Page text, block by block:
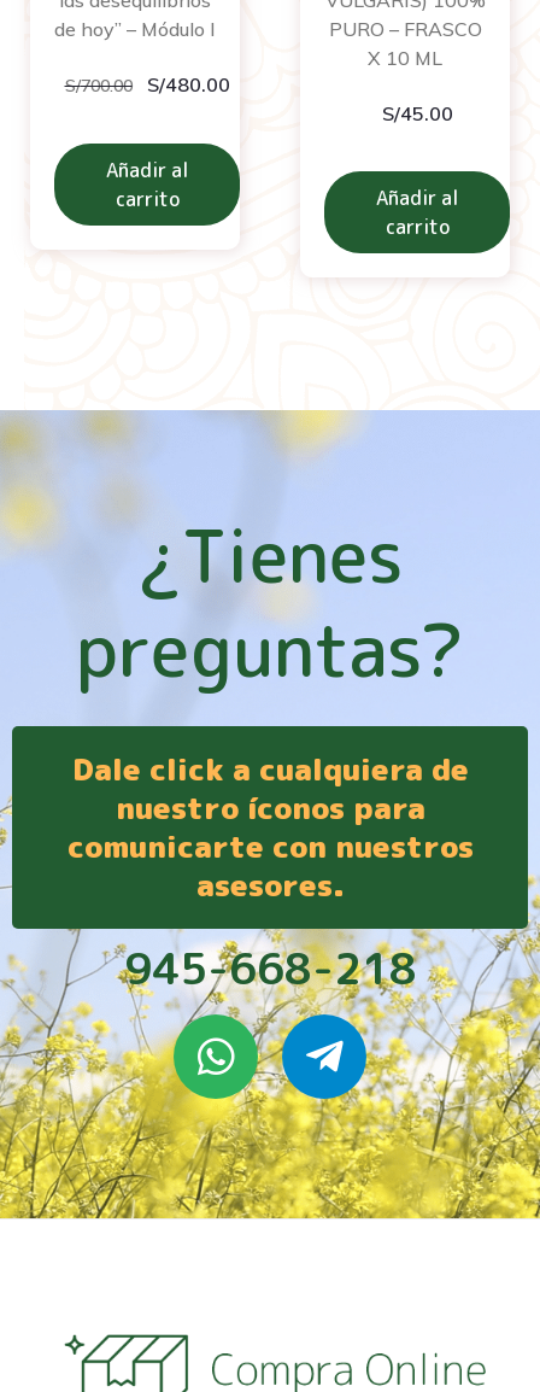
de hoy” – Módulo I
S/700.00 S/480.00
Añadir al
carrito
PURO – FRASCO
X 10 ML
S/45.00
Añadir al
carrito
¿Tienes
preguntas?
Dale click a cualquiera de
nuestro íconos para
comunicarte con nuestros
asesores.
945-668-218